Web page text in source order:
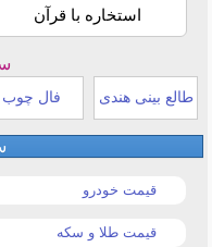
استخاره با قرآن
طالع بینی هندی فال چوب
قیمت خودرو
قیمت طلا و سکه